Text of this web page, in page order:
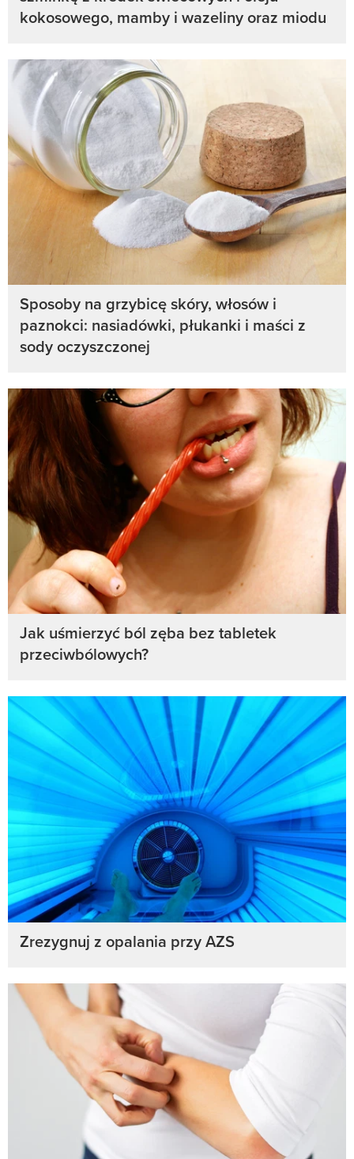
kokosowego, mamby i wazeliny oraz miodu
Sposoby na grzybicę skóry, włosów i
paznokci: nasiadówki, płukanki i maści z
sody oczyszczonej
Jak uśmierzyć ból zęba bez tabletek
przeciwbólowych?
Zrezygnuj z opalania przy AZS